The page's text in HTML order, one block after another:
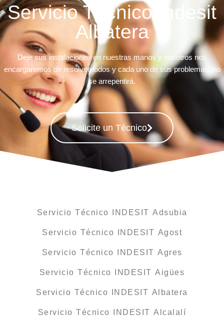
Servicio Técnico Indesit
Albatera
Deje sus instalaciones en nuestras manos y nosotros nos
encargaremos de resolver todos y cada uno de sus problemas, no
se arrepentirá.
Solicite un Técnico
Servicio Técnico INDESIT Adsubia
Servicio Técnico INDESIT Agost
Servicio Técnico INDESIT Agres
Servicio Técnico INDESIT Aigües
Servicio Técnico INDESIT Albatera
Servicio Técnico INDESIT Alcalalí